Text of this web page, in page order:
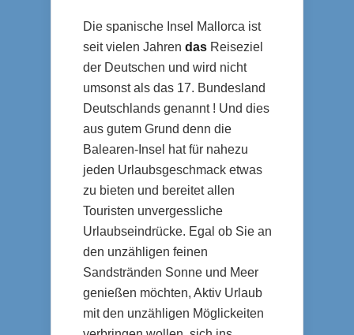
Die spanische Insel Mallorca ist
seit vielen Jahren das Reiseziel
der Deutschen und wird nicht
umsonst als das 17. Bundesland
Deutschlands genannt ! Und dies
aus gutem Grund denn die
Balearen-Insel hat für nahezu
jeden Urlaubsgeschmack etwas
zu bieten und bereitet allen
Touristen unvergessliche
Urlaubseindrücke. Egal ob Sie an
den unzähligen feinen
Sandstränden Sonne und Meer
genießen möchten, Aktiv Urlaub
mit den unzähligen Möglickeiten